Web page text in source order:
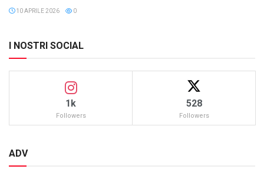
10 APRILE 2026 0
I NOSTRI SOCIAL
1k
Followers
528
Followers
ADV